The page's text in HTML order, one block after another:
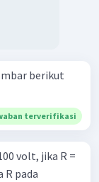
berikut
terverifikasi
volt, jika R =
R pada